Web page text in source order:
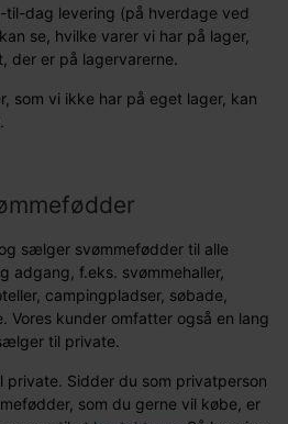
dag levering (på hverdage ved
se, hvilke varer vi har på lager,
der er på lagervarerne.
som vi ikke har på eget lager, kan
sælger svømmefødder til alle
adgang, f.eks. svømmehaller,
campingpladser, søbade,
Vores kunder omfatter også en lang
til private.
Sidder du som privatperson
som du gerne vil købe, er